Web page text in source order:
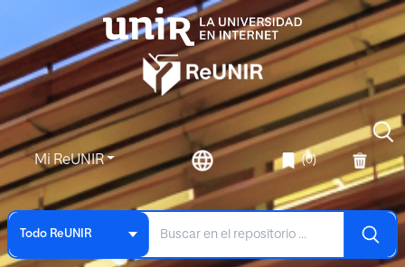
Mi ReUNIR (0)
Todo ReUNIR